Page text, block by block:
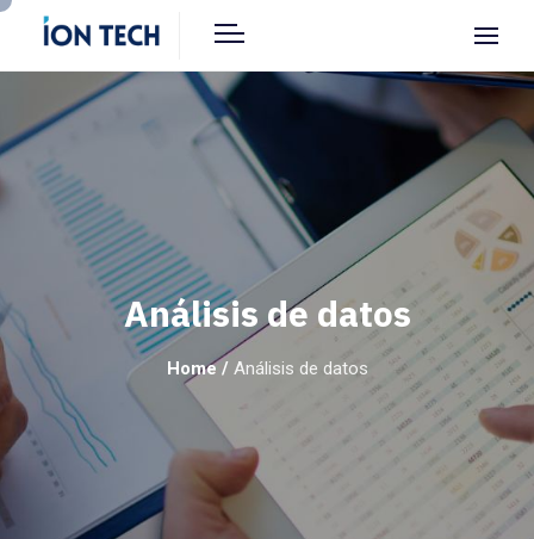
Análisis de datos
Home/ Análisis de datos